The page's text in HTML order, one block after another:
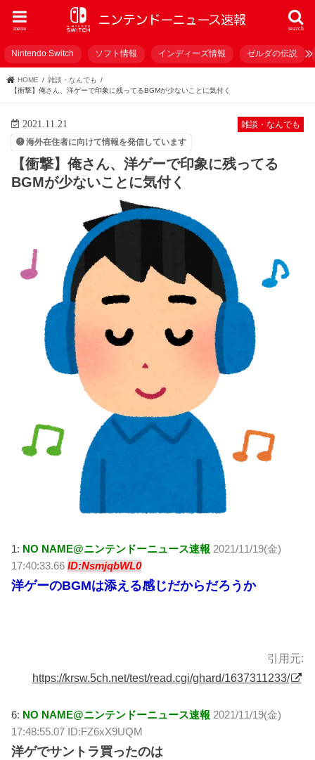
search
menu
Nintendo Switch ソフト情報 インディーズ情報 ゼルダの伝説
HOME
雑談・なんでも
【衝撃】俺さん、洋ゲーで印象に残ってるBGMが少ないことに気付く
雑談・なんでも
2021.11.21
海外在住者に向けて情報を発信しています
【衝撃】俺さん、洋ゲーで印象に残ってる
BGMが少ないことに気付く
1: NO NAME@ニンテンドーニュース速報 2021/11/19(金)
17:40:33.66ID:NsmjqbWL0
洋ゲーのBGMは添える感じだからだろうか
引用元:
https://krsw.5ch.net/test/read.cgi/ghard/1637311233/
6: NO NAME@ニンテンドーニュース速報 2021/11/19(金)
17:48:55.07 ID:FZ6xX9UQM
洋ゲでサントラ買ったのは